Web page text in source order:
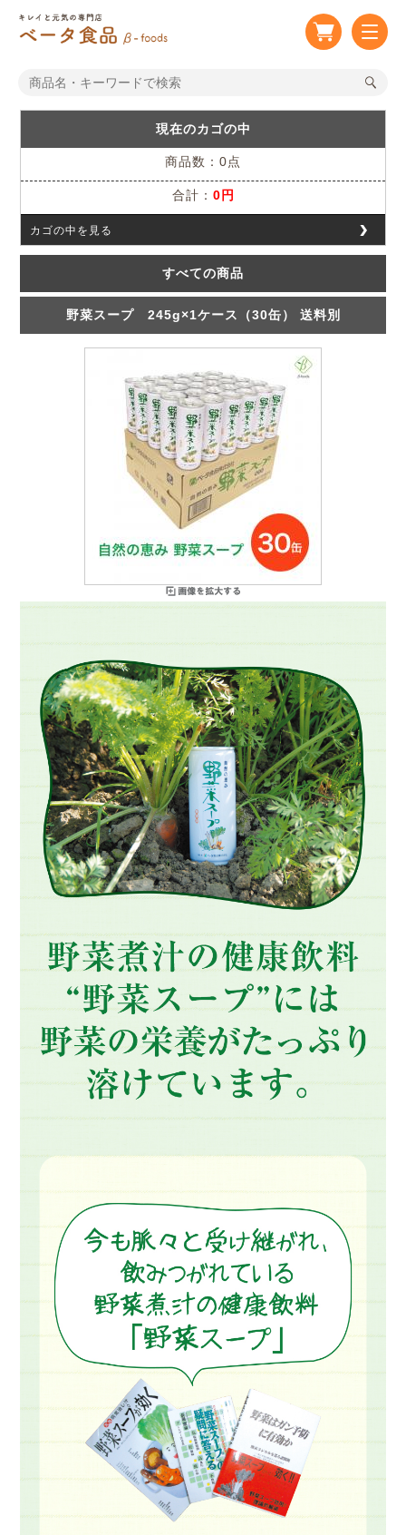
現在のカゴの中
商品数：0点
合計： 0円
カゴの中を見る
すべての商品
野菜スープ 245g×1ケース（30缶） 送料別